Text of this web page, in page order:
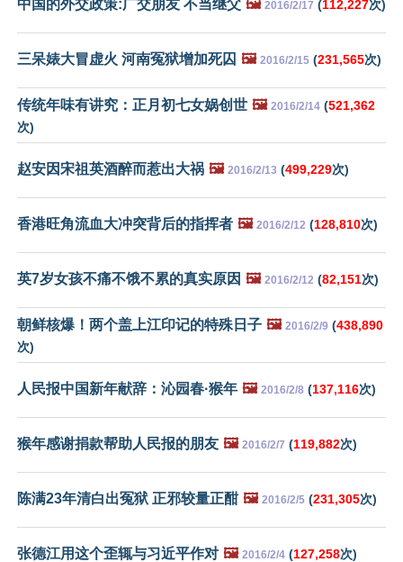
中国的外交政策:广交朋友 不当继父 🖼️ 2016/2/17 (112,227次)
三呆婊大冒虚火 河南冤狱增加死囚 🖼️ 2016/2/15 (231,565次)
传统年味有讲究：正月初七女娲创世 🖼️ 2016/2/14 (521,362
次)
赵安因宋祖英酒醉而惹出大祸 🖼️ 2016/2/13 (499,229次)
香港旺角流血大冲突背后的指挥者 🖼️ 2016/2/12 (128,810次)
英7岁女孩不痛不饿不累的真实原因 🖼️ 2016/2/12 (82,151次)
朝鲜核爆！两个盖上江印记的特殊日子 🖼️ 2016/2/9 (438,890
次)
人民报中国新年献辞：沁园春·猴年 🖼️ 2016/2/8 (137,116次)
猴年感谢捐款帮助人民报的朋友 🖼️ 2016/2/7 (119,882次)
陈满23年清白出冤狱 正邪较量正酣 🖼️ 2016/2/5 (231,305次)
张德江用这个歪辄与习近平作对 🖼️ 2016/2/4 (127,258次)